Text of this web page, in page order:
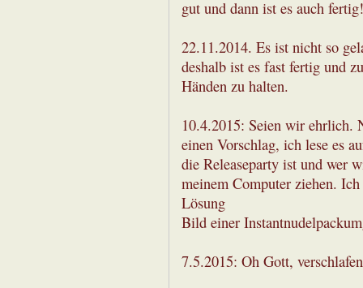
gut und dann ist es auch fertig!
22.11.2014. Es ist nicht so
deshalb ist es fast fertig und
Händen zu halten.
10.4.2015: Seien wir ehrlich.
einen Vorschlag, ich lese es
die Releaseparty ist und wer
meinem Computer ziehen.
Lösung
Bild einer
7.5.2015: Oh Gott,